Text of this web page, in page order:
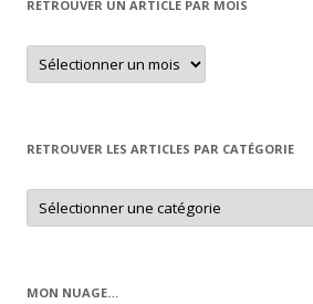
RETROUVER UN ARTICLE PAR MOIS
Retrouver
un
article
RETROUVER LES ARTICLES PAR CATÉGORIE
Retrouver
les
articles
MON NUAGE…